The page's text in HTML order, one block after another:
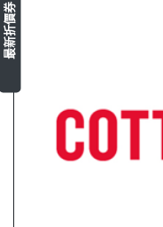
最新折價券